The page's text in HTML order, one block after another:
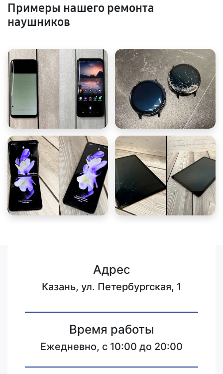
Примеры нашего ремонта
наушников
Адрес
Казань, ул. Петербургская, 1
Время работы
Ежедневно, с 10:00 до 20:00